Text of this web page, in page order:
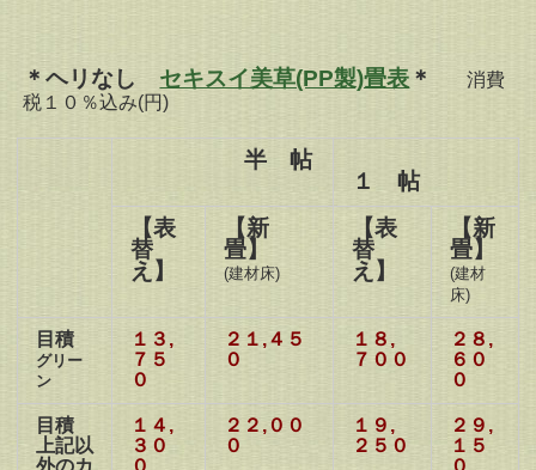
＊ヘリなし セキスイ美草(PP製)畳表 ＊消費
税１０％込み(円)
半 帖
１ 帖
【表
替
え】
【新
畳】
(建材床)
【表
替
え】
【新
畳】
(建材
床)
目積
グリー
ン
１３,
７５
０
２１,４５
０
１８,
７００
２８,
６０
０
目積
上記以
外のカ
１４,
３０
０
２２,００
０
１９,
２ ５０
２９,
１５
０